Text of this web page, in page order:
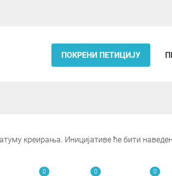
ПОКРЕНИ ПЕТИЦИЈУ
креирања. Иницијативе ће бити
0 0 0